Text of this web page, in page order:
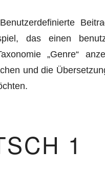
das einen
„Genre“
und die
1